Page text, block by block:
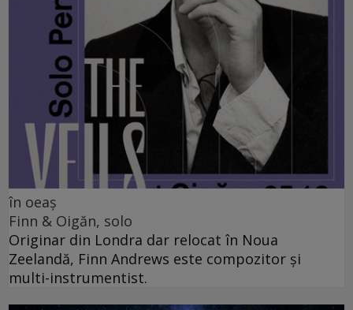
în oeaș
Finn & Oigăn, solo
Originar din Londra dar relocat în Noua
Zeelandă, Finn Andrews este compozitor și
multi-instrumentist.